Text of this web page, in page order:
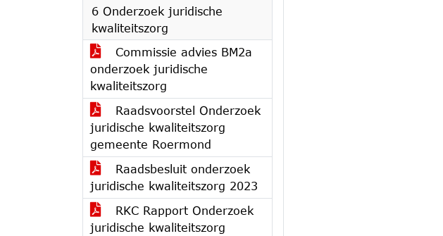
6 Onderzoek juridische
kwaliteitszorg
Commissie advies BM2a
onderzoek juridische
kwaliteitszorg
Raadsvoorstel Onderzoek
juridische kwaliteitszorg
gemeente Roermond
Raadsbesluit onderzoek
juridische kwaliteitszorg 2023
RKC Rapport Onderzoek
juridische kwaliteitszorg